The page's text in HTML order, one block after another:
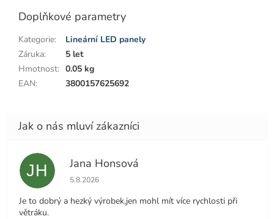
Doplňkové parametry
Kategorie:
Lineární LED panely
Záruka:
5 let
Hmotnost: 0.05 kg
EAN: 3800157625692
JH Jana Honsová
Hodnocení obchodu je 5 z 5 hvězdiček.
5.8.2026
Je to dobrý a hezký výrobek,jen mohl mít více rychlosti při
větráku.